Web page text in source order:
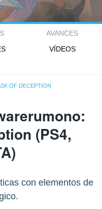
AVANCES
VÍDEOS
OF DECEPTION
(PS4,
con elementos de